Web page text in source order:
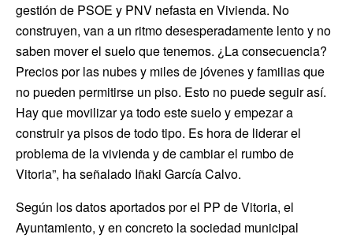
gestión de PSOE y PNV nefasta en Vivienda. No
construyen, van a un ritmo desesperadamente lento y no
saben mover el suelo que tenemos. ¿La consecuencia?
Precios por las nubes y miles de jóvenes y familias que
no pueden permitirse un piso. Esto no puede seguir así.
Hay que movilizar ya todo este suelo y empezar a
construir ya pisos de todo tipo. Es hora de liderar el
problema de la vivienda y de cambiar el rumbo de
Vitoria”, ha señalado Iñaki García Calvo.
Según los datos aportados por el PP de Vitoria, el
Ayuntamiento, y en concreto la sociedad municipal